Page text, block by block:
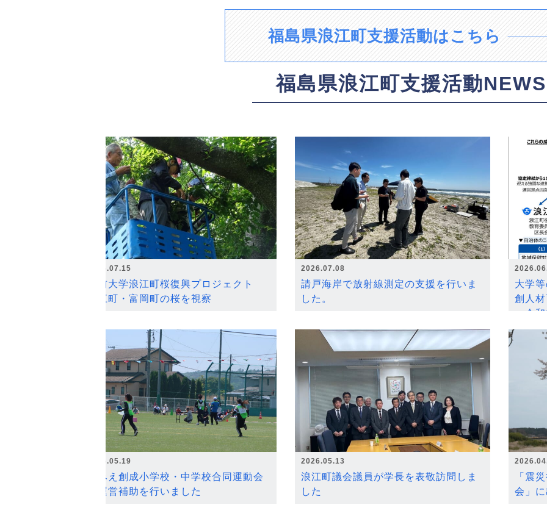
福島県浪江町支援活動はこちら
福島県浪江町支援活動NEWS
2026.07.15
弘前大学浪江町桜復興プロジェクト
浪江町・富岡町の桜を視察
2026.07.08
請戸海岸で放射線測定の支援を行いま
した。
大学
創人
～令
2026.05.19
なみえ創成小学校・中学校合同運動会
の運営補助を行いました
2026.05.13
浪江町議会議員が学長を表敬訪問しま
した
「震
会」